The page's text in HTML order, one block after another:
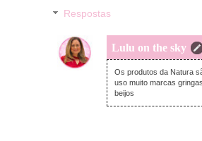
Respostas
Lulu on the sky
terça-
Os produtos da Natura
uso muito marcas gringas.
beijos